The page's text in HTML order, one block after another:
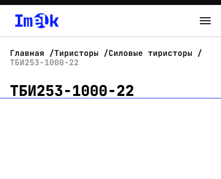
Новости
Главная Тиристоры
Силовые тиристоры
ТБИ253-1000-22
ТБИ253-1000-22